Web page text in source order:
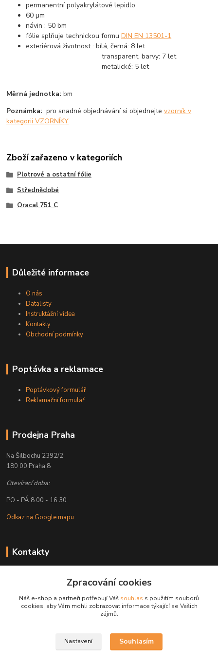
permanentní polyakrylátové lepidlo
60 µm
návin : 50 bm
fólie splňuje technickou formuDIN EN 13501-1
exteriérová životnost : bílá, černá: 8 let
transparent, barvy: 7 let
metalické: 5 let
Měrná jednotka: bm
Poznámka: pro snadné objednávání si objednejtevzorník v
kategorii VZORNÍKY
Zboží zařazeno v kategoriích
Plotrové a ostatní fólie
Střednědobé
Oracal 751 C
Důležité informace
O nás
Datalisty
Instruktážní videa
Kontakty
Obchodní podmínky
Poptávka a reklamace
Poptávkový formulář
Reklamační formulář
Prodejna Praha
Na Šilbochu 2392/2
180 00 Praha 8
Otevírací doba:
PO - PÁ 8:00 - 16:30
Odkaz na Google mapu
Kontakty
+ 420 608 777 028
obchod@golemreklama.cz
Zpracování cookies
Náš e-shop a partneři potřebují Váš souhlas s použitím souborů
cookies, aby Vám mohli zobrazovat informace týkající se Vašich
zájmů.
Nastavení Souhlasím